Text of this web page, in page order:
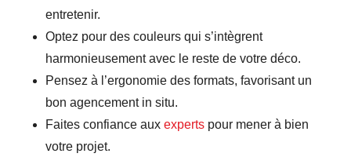
entretenir.
Optez pour des couleurs qui s’intègrent
harmonieusement avec le reste de votre déco.
Pensez à l’ergonomie des formats, favorisant un
bon agencement in situ.
Faites confiance aux experts pour mener à bien
votre projet.